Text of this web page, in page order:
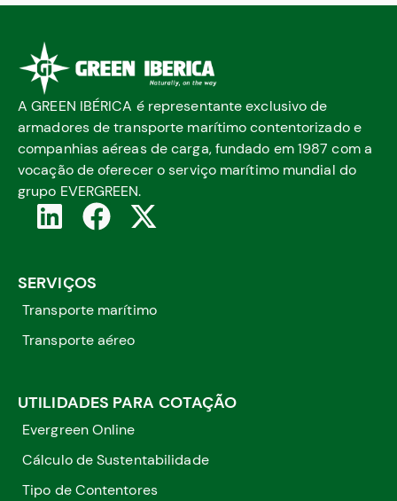
A GREEN IBÉRICA é representante exclusivo de
armadores de transporte marítimo contentorizado e
companhias aéreas de carga, fundado em 1987 com a
vocação de oferecer o serviço marítimo mundial do
grupo EVERGREEN.
SERVIÇOS
Transporte marítimo
Transporte aéreo
UTILIDADES PARA COTAÇÃO
Evergreen Online
Cálculo de Sustentabilidade
Tipo de Contentores